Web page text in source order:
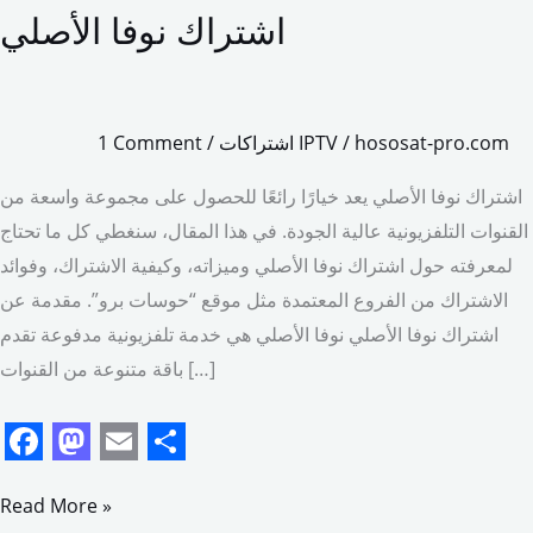
اشتراك نوفا الأصلي
1 Comment/ اشتراكات IPTV/ hososat-pro.com
اشتراك نوفا الأصلي يعد خيارًا رائعًا للحصول على مجموعة واسعة من
القنوات التلفزيونية عالية الجودة. في هذا المقال، سنغطي كل ما تحتاج
لمعرفته حول اشتراك نوفا الأصلي وميزاته، وكيفية الاشتراك، وفوائد
الاشتراك من الفروع المعتمدة مثل موقع “حوسات برو”. مقدمة عن
اشتراك نوفا الأصلي نوفا الأصلي هي خدمة تلفزيونية مدفوعة تقدم
باقة متنوعة من القنوات […]
a a m
Read More »